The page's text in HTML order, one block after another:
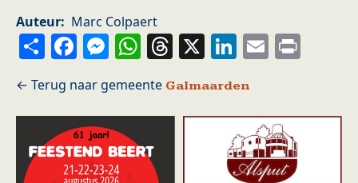
Auteur
Marc Colpaert
ShareFacebook
Messenger
WhatsApp
Threads
X LinkedIn
Email
Galmaarden